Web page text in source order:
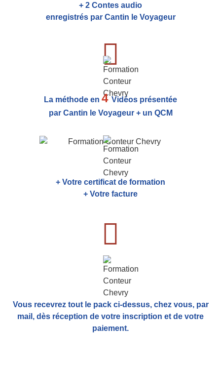
+ 2 Contes audio
enregistrés par Cantin le Voyageur
La méthode en 4Vidéos présentée
par Cantin le Voyageur + un QCM
+ Votre certificat de formation
+ Votre facture
Vous recevrez tout le pack ci-dessus, chez vous, par
mail, dès réception de votre inscription et de votre
paiement.